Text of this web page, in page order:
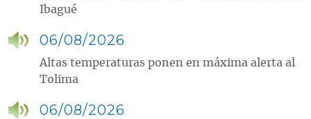
Ibagué
06/08/2026
Altas temperaturas ponen en máxima alerta al
Tolima
06/08/2026